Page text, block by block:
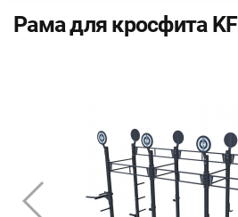
Рама для кросфита